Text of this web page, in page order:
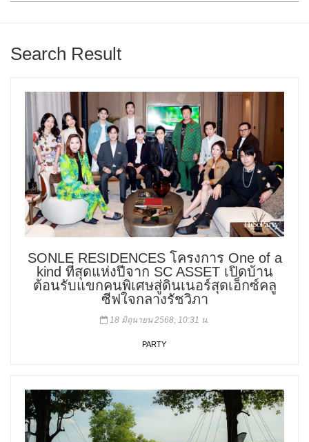
Search Result
SONLE RESIDENCES โครงการ One of a
kind ที่สุดแห่งปีจาก SC ASSET เปิดบ้าน
ต้อนรับแขกคนพิเศษสู่ดินเนอร์สุดเอ็กซ์คลู
ซีฟใจกลางรัชวิภา
18 มิถุนายน 2568, 10:31 น.
PARTY